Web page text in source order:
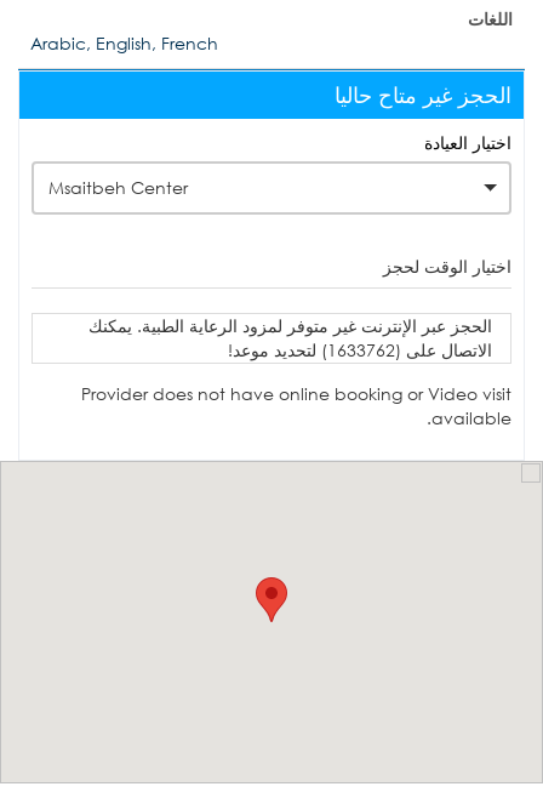
اللغات
Arabic, English, French
الحجز غير متاح حاليا
اختيار العيادة
Msaitbeh Center
اختيار الوقت لحجز
الحجز عبر الإنترنت غير متوفر لمزود الرعاية الطبية. يمكنك
الاتصال على (1633762) لتحديد موعد!
Provider does not have online booking or Video visit
available.